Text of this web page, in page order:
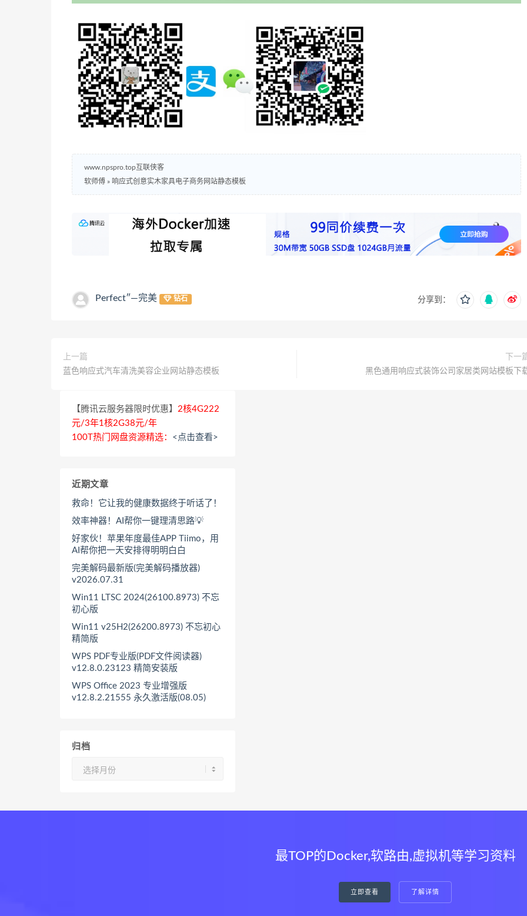
www.npspro.top互联侠客
软师傅 » 响应式创意实木家具电子商务网站静态模板
Perfect″—完美 钻石 分享到：
上一篇
蓝色响应式汽车清洗美容企业网站静态模板
下一
黑色通用响应式装饰公司家居类网站模板下
【腾讯云服务器限时优惠】 2核4G222
元/3年1核2G38元/年
100T热门网盘资源精选： <点击查看>
近期文章
救命！它让我的健康数据终于听话了！
效率神器！AI帮你一键理清思路💡
好家伙！苹果年度最佳APP Tiimo，用
AI帮你把一天安排得明明白白
完美解码最新版(完美解码播放器)
v2026.07.31
Win11 LTSC 2024(26100.8973) 不忘
初心版
Win11 v25H2(26200.8973) 不忘初心
精简版
WPS PDF专业版(PDF文件阅读器)
v12.8.0.23123 精简安装版
WPS Office 2023 专业增强版
v12.8.2.21555 永久激活版(08.05)
归档
最TOP的Docker,软路由,虚拟机等学习资料
立即查看 了解详情